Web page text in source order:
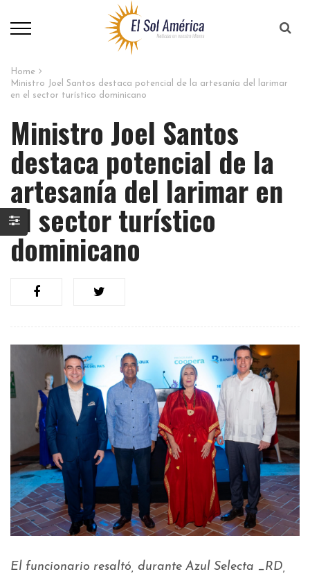
Home
Ministro Joel Santos destaca potencial de la artesanía del larimar
en el sector turístico dominicano
Ministro Joel Santos
destaca potencial de la
artesanía del larimar en
el sector turístico
dominicano
El funcionario resaltó, durante Azul Selecta _RD,